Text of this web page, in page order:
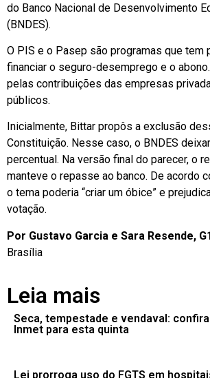
do Banco Nacional de Desenvolvimento
(BNDES).
O PIS e o Pasep são programas que tem
financiar o seguro-desemprego e o
pelas contribuições das empresas
públicos.
Inicialmente, Bittar propôs a exclusão
Constituição. Nesse caso, o BNDES
percentual. Na versão final do parecer, o
manteve o repasse ao banco. De acordo
o tema poderia “criar um óbice” e
votação.
Por Gustavo Garcia e Sara Resende,
Brasília
Leia mais
Seca, tempestade e vendaval:
Inmet para esta quinta
Lei prorroga uso do FGTS em